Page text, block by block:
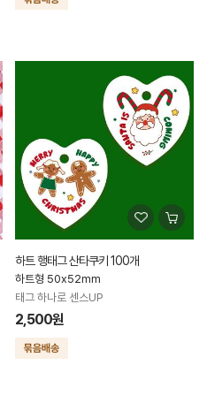
하트 행태그 산타쿠키 100개
하트형 50x52mm
태그 하나로 센스UP
2,500원